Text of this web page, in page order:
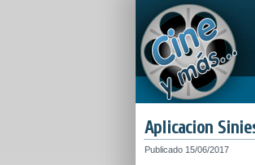
Aplicacion
Publicado 15/06/2017